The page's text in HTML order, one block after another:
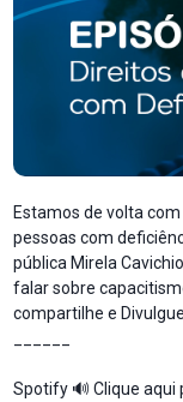
Estamos de volta
pessoas com
pública Mirela
falar sobre
compartilhe e
Spotify 🔊Clique aqui